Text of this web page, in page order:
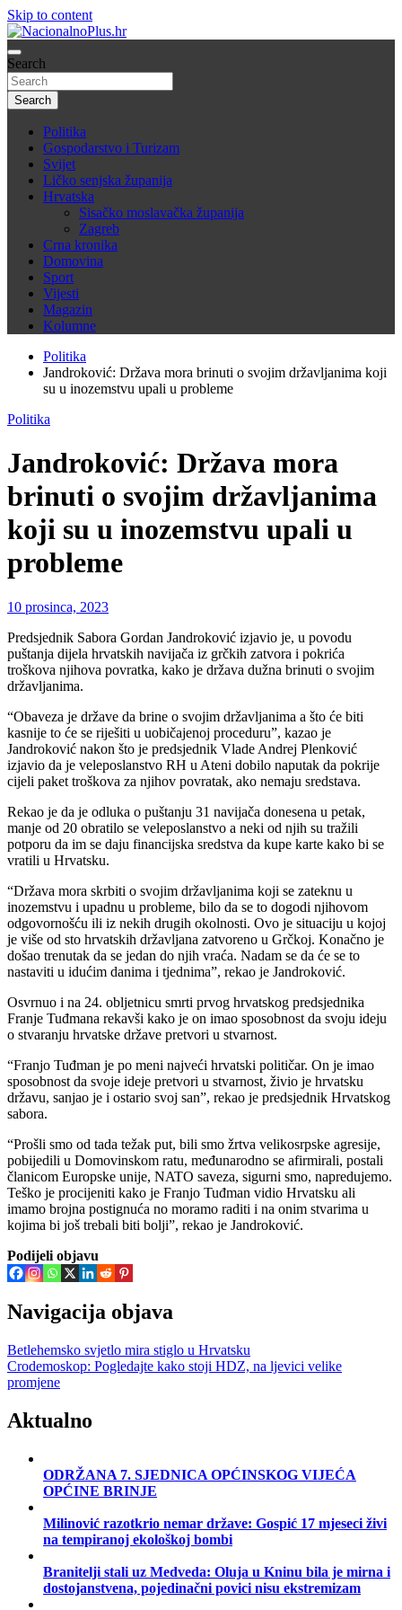
Skip to content
NacionalnoPlus.hr
Nacija želi znati više
Search
Search
Politika
Gospodarstvo i Turizam
Svijet
Ličko senjska županija
Hrvatska
Sisačko moslavačka županija
Zagreb
Crna kronika
Domovina
Sport
Vijesti
Magazin
Kolumne
Politika
Jandroković: Država mora brinuti o svojim državljanima koji
su u inozemstvu upali u probleme
Politika
Jandroković: Država mora
brinuti o svojim državljanima
koji su u inozemstvu upali u
probleme
10 prosinca, 2023
Predsjednik Sabora Gordan Jandroković izjavio je, u povodu
puštanja dijela hrvatskih navijača iz grčkih zatvora i pokrića
troškova njihova povratka, kako je država dužna brinuti o svojim
državljanima.
“Obaveza je države da brine o svojim državljanima a što će biti
kasnije to će se riješiti u uobičajenoj proceduru”, kazao je
Jandroković nakon što je predsjednik Vlade Andrej Plenković
izjavio da je veleposlanstvo RH u Ateni dobilo naputak da pokrije
cijeli paket troškova za njihov povratak, ako nemaju sredstava.
Rekao je da je odluka o puštanju 31 navijača donesena u petak,
manje od 20 obratilo se veleposlanstvo a neki od njih su tražili
potporu da im se daju financijska sredstva da kupe karte kako bi se
vratili u Hrvatsku.
“Država mora skrbiti o svojim državljanima koji se zateknu u
inozemstvu i upadnu u probleme, bilo da se to dogodi njihovom
odgovornošću ili iz nekih drugih okolnosti. Ovo je situaciju u kojoj
je više od sto hrvatskih državljana zatvoreno u Grčkoj. Konačno je
došao trenutak da se jedan do njih vraća. Nadam se da će se to
nastaviti u idućim danima i tjednima”, rekao je Jandroković.
Osvrnuo i na 24. obljetnicu smrti prvog hrvatskog predsjednika
Franje Tuđmana rekavši kako je on imao sposobnost da svoju ideju
o stvaranju hrvatske države pretvori u stvarnost.
“Franjo Tuđman je po meni najveći hrvatski političar. On je imao
sposobnost da svoje ideje pretvori u stvarnost, živio je hrvatsku
državu, sanjao je i ostario svoj san”, rekao je predsjednik Hrvatskog
sabora.
“Prošli smo od tada težak put, bili smo žrtva velikosrpske agresije,
pobijedili u Domovinskom ratu, međunarodno se afirmirali, postali
članicom Europske unije, NATO saveza, sigurni smo, napredujemo.
Teško je procijeniti kako je Franjo Tuđman vidio Hrvatsku ali
imamo brojna postignuća no moramo raditi i na onim stvarima u
kojima bi još trebali biti bolji”, rekao je Jandroković.
Podijeli objavu
Navigacija objava
Betlehemsko svjetlo mira stiglo u Hrvatsku
Crodemoskop: Pogledajte kako stoji HDZ, na ljevici velike
promjene
Aktualno
ODRŽANA 7. SJEDNICA OPĆINSKOG VIJEĆA
OPĆINE BRINJE
Milinović razotkrio nemar države: Gospić 17 mjeseci živi
na tempiranoj ekološkoj bombi
Branitelji stali uz Medveda: Oluja u Kninu bila je mirna i
dostojanstvena, pojedinačni povici nisu ekstremizam